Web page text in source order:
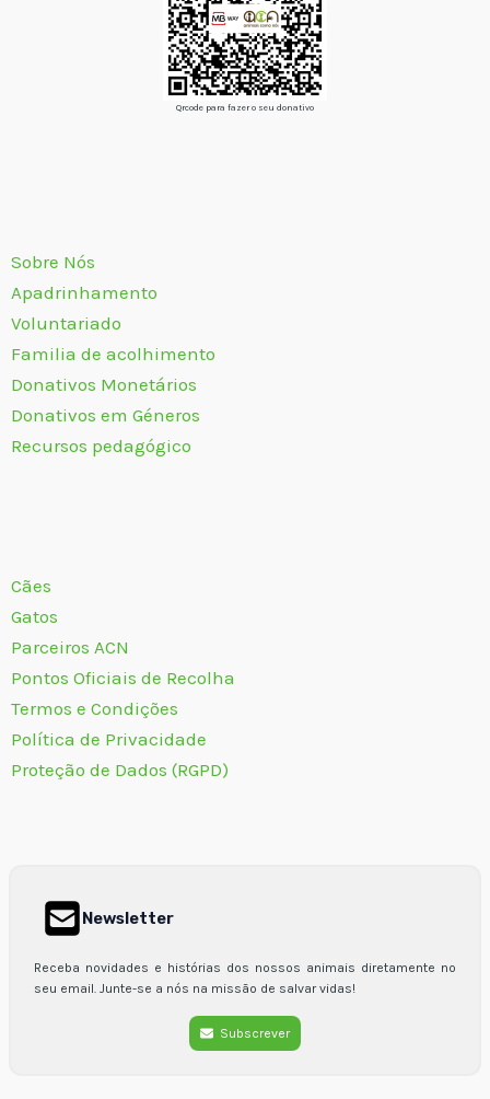
Qrcode para fazer o seu donativo
Sobre Nós
Apadrinhamento
Voluntariado
Familia de acolhimento
Donativos Monetários
Donativos em Géneros
Recursos pedagógico
Cães
Gatos
Parceiros ACN
Pontos Oficiais de Recolha
Termos e Condições
Política de Privacidade
Proteção de Dados (RGPD)
Newsletter
Receba novidades e histórias dos nossos animais diretamente no
seu email. Junte-se a nós na missão de salvar vidas!
Subscrever